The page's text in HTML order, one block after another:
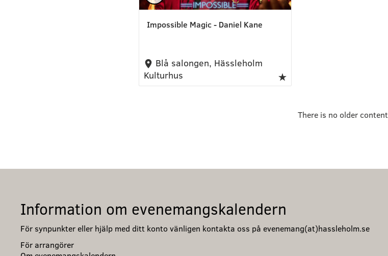
Impossible Magic - Daniel Kane
Blå salongen, Hässleholm
Kulturhus
There is no older content
Information om evenemangskalendern
För synpunkter eller hjälp med ditt konto vänligen kontakta oss på evenemang(at)hassleholm.se
För arrangörer